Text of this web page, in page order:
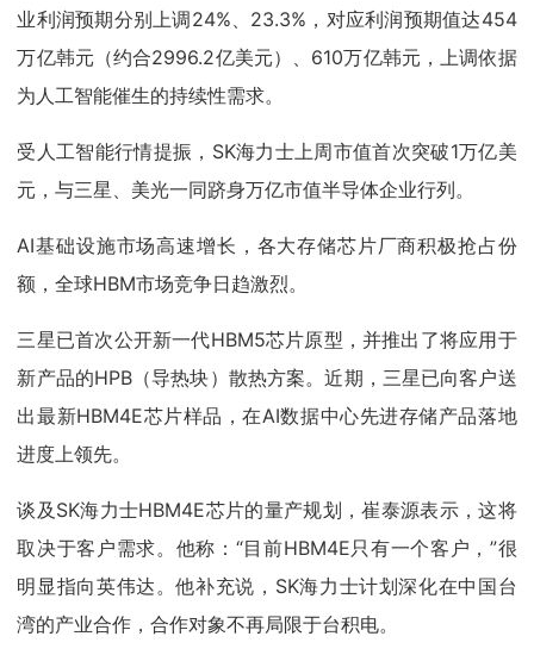
业利润预期分别上调24%、23.3%，对应利润预期值达454
万亿韩元（约合2996.2亿美元）、610万亿韩元，上调依据
为人工智能催生的持续性需求。
受人工智能行情提振，SK海力士上周市值首次突破1万亿美
元，与三星、美光一同跻身万亿市值半导体企业行列。
AI基础设施市场高速增长，各大存储芯片厂商积极抢占份
额，全球HBM市场竞争日趋激烈。
三星已首次公开新一代HBM5芯片原型，并推出了将应用于
新产品的HPB（导热块）散热方案。近期，三星已向客户送
出最新HBM4E芯片样品，在AI数据中心先进存储产品落地
进度上领先。
谈及SK海力士HBM4E芯片的量产规划，崔泰源表示，这将
取决于客户需求。他称：“目前HBM4E只有一个客户，”很
明显指向英伟达。他补充说，SK海力士计划深化在中国台
湾的产业合作，合作对象不再局限于台积电。